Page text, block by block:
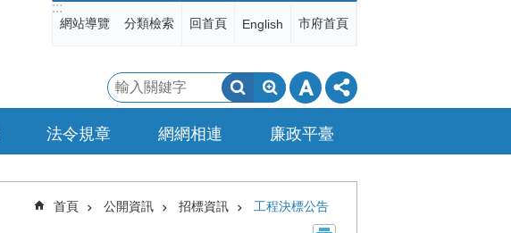
:::
網站導覽 分類檢索 回首頁 English 市府首頁
搜
尋
法令規章 網網相連 廉政平臺
首頁 公開資訊 招標資訊 工程決標公告